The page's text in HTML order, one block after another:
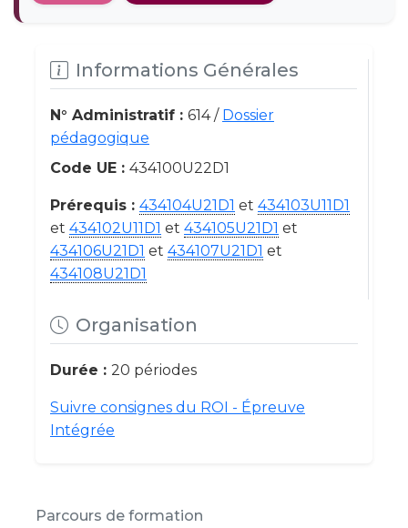
Informations Générales
N° Administratif : 614 / Dossier
pédagogique
Code UE : 434100U22D1
Prérequis : 434104U21D1 et 434103U11D1
et 434102U11D1 et 434105U21D1 et
434106U21D1 et 434107U21D1 et
434108U21D1
Organisation
Durée : 20 périodes
Suivre consignes du ROI - Épreuve
Intégrée
Parcours de formation